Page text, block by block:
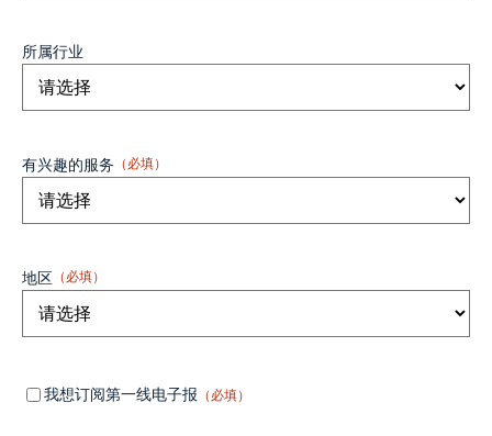
所属行业
有兴趣的服务 （必填）
地区 （必填）
Mandatory（必
我想订阅第一线电子报 （必填）